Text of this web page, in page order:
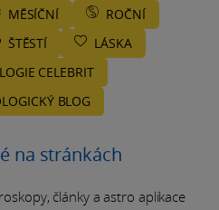
MĚSÍČNÍ
ROČNÍ
ŠTĚSTÍ
LÁSKA
CELEBRIT
BLOG
na stránkách
články a astro aplikace